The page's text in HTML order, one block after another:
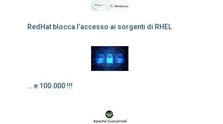
RedHat blocca l’accesso ai sorgenti di RHEL
… e 100.000 !!!